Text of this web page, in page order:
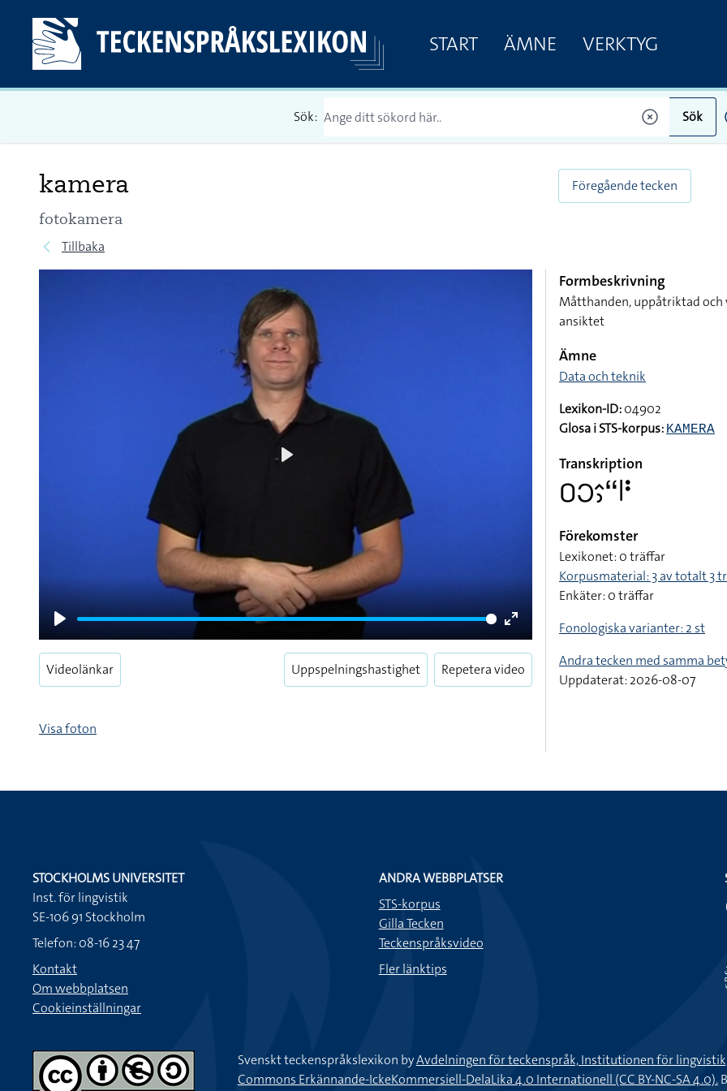
START ÄMNE VERKTYG
Sök: Sök
kamera
fotokamera
Tillbaka
Föregående tecken
Play
Enter
fullscreen
Videolänkar Uppspelningshastighet Repetera video
Visa foton
Formbeskrivning
Måtthanden, uppåtriktad
ansiktet
Ämne
Data och teknik
Lexikon-ID:04902
Glosa i STS-korpus: KAMERA
Transkription
􌤆􌥋􌤵􌤶􌦨􌥼􌥻
Förekomster
Lexikonet: 0 träffar
Korpusmaterial: 3 av totalt 3
Enkäter: 0 träffar
Fonologiska varianter: 2 st
Andra tecken med samma
Uppdaterat: 2026-08-07
STOCKHOLMS UNIVERSITET
Inst. för lingvistik
SE-106 91 Stockholm
Telefon: 08-16 23 47
Kontakt
Om webbplatsen
Cookieinställningar
ANDRA WEBBPLATSER
STS-korpus
Gilla Tecken
Teckenspråksvideo
Fler länktips
Svenskt teckenspråkslexikon byAvdelningen för teckenspråk, Institutionen för
Commons Erkännande-IckeKommersiell-DelaLika 4.0 Internationell (CC BY-NC-SA 4.0).